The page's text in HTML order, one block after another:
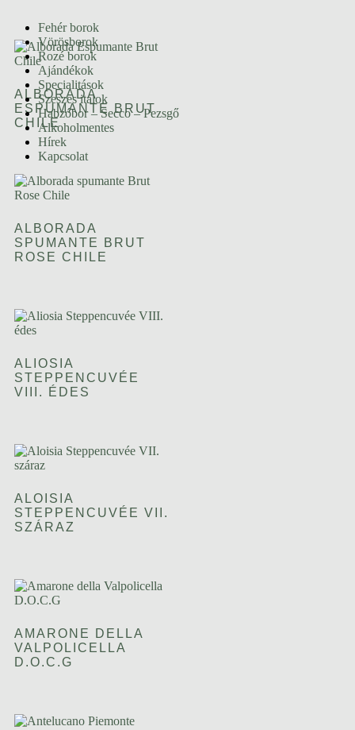
Fehér borok
Vörösborok
Rozé borok
Ajándékok
Specialitások
Szeszes italok
Habzóbor – Secco – Pezsgő
Alkoholmentes
Hírek
Kapcsolat
ALBORADA
ESPUMANTE BRUT
CHILE
ALBORADA
SPUMANTE BRUT
ROSE CHILE
ALIOSIA
STEPPENCUVÉE
VIII. ÉDES
ALOISIA
STEPPENCUVÉE VII.
SZÁRAZ
AMARONE DELLA
VALPOLICELLA
D.O.C.G